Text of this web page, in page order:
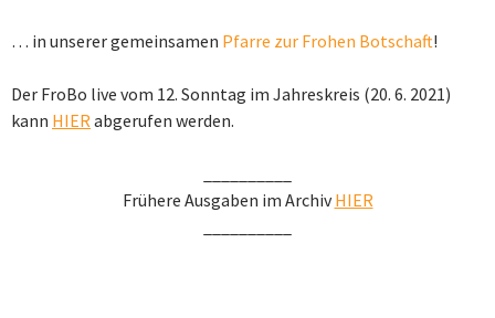
… in unserer gemeinsamen Pfarre zur Frohen Botschaft!
Der FroBo live vom 12. Sonntag im Jahreskreis (20. 6. 2021)
kann HIERabgerufen werden.
Frühere Ausgaben im ArchivHIER